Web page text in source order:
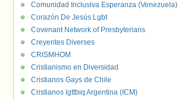
Comunidad Inclusiva Esperanza (Venezuela)
Corazón De Jesús Lgbt
Covenant Network of Presbyterians
Creyentes Diverses
CRISMHOM
Cristianismo en Diversidad
Cristianos Gays de Chile
Cristianos lgttbiq Argentina (ICM)